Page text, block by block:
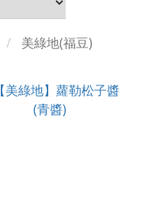
美綠地(福豆)